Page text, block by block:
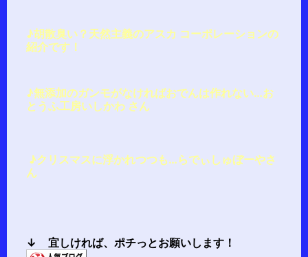
♪胡散臭い？天然主義のアスカ コーポレーションの
紹介です！
♪無添加のガンモがなければおでんは作れない…お
とうふ工房いしかわ さん
♪クリスマスに浮かれつつも…らでぃしゅぼーやさ
ん
↓ 宜しければ、 ポチっとお願いします！